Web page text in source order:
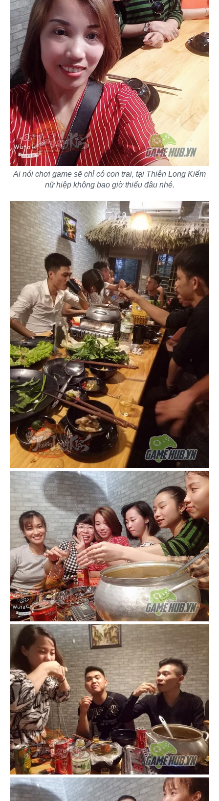
Ai nói chơi game sẽ chỉ có con trai, tại Thiên Long Kiếm
nữ hiệp không bao giờ thiếu đâu nhé.